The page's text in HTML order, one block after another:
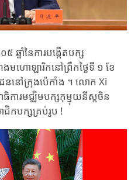
នាំនៃការបង្កើតបក្ស
ងមហោឡារិកនៅ​ព្រឹកថ្ងៃទី ១ ខែ
ជននៅក្រុងប៉េកាំង ។ លោក Xi
ការមជ្ឈិម​បក្សកុម្មុយនី​ស្តចិន
ជិក​បក្សគ្រប់​រូប​ !